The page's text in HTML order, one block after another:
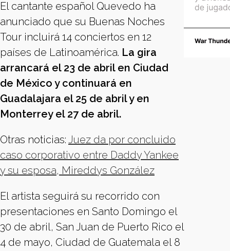
El cantante español Quevedo ha
anunciado que su Buenas Noches
Tour incluirá 14 conciertos en 12
países de Latinoamérica. La gira
arrancará el 23 de abril en Ciudad
de México y continuará en
Guadalajara el 25 de abril y en
Monterrey el 27 de abril.
Otras noticias: Juez da por concluido
caso corporativo entre Daddy Yankee
y su esposa, Mireddys González
El artista seguirá su recorrido con
presentaciones en Santo Domingo el
30 de abril, San Juan de Puerto Rico el
4 de mayo, Ciudad de Guatemala el 8